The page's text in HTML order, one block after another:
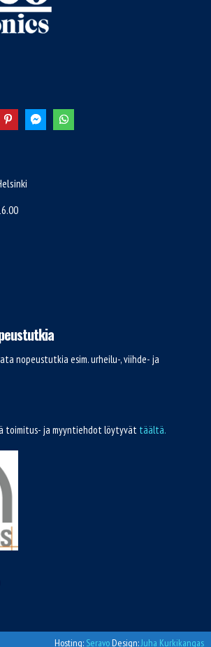
nopeustutkia esim. urheilu-, viihde- ja
toimitus- ja myyntiehdot löytyvät täältä.
Hosting: SeravoDesign:Juha Kurkikangas